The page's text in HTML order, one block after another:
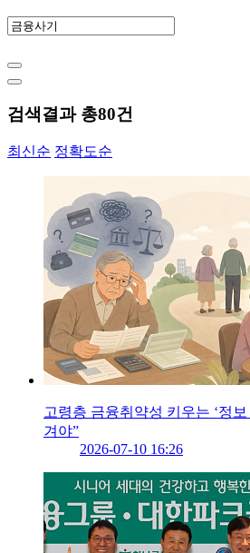
검색결과 총80건
최신순 정확도순
고령층 금융취약성 키우는 ‘정
겨야”
2026-07-10 16:26